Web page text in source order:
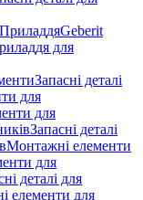
ПриладдяGeberit
для
Запасні деталі
для
для
Запасні деталі
Монтажні елементи
для
деталі для
елементи для